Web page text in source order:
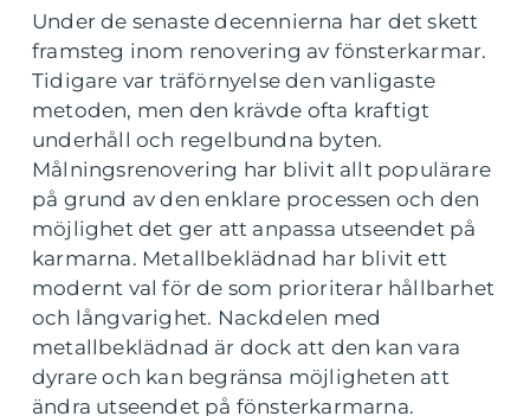
Under de senaste decennierna har det skett
framsteg inom renovering av fönsterkarmar.
Tidigare var träförnyelse den vanligaste
metoden, men den krävde ofta kraftigt
underhåll och regelbundna byten.
Målningsrenovering har blivit allt populärare
på grund av den enklare processen och den
möjlighet det ger att anpassa utseendet på
karmarna. Metallbeklädnad har blivit ett
modernt val för de som prioriterar hållbarhet
och långvarighet. Nackdelen med
metallbeklädnad är dock att den kan vara
dyrare och kan begränsa möjligheten att
ändra utseendet på fönsterkarmarna.